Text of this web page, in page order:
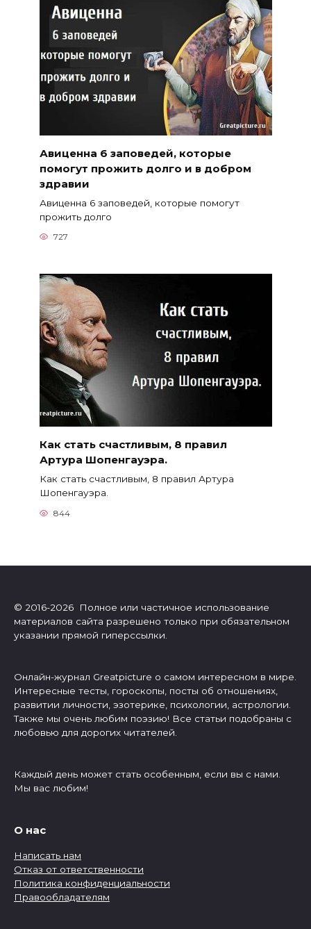
Авиценна 6 заповедей, которые
помогут прожить долго и в добром
здравии
Авиценна 6 заповедей, которые помогут
прожить долго
727
Как стать счастливым, 8 правил
Артура Шопенгауэра.
Как стать счастливым, 8 правил Артура
Шопенгауэра.
844
© 2016-2026 Полное или частичное использование
материалов сайта разрешено только при обязательном
указании прямой гиперссылки.
Онлайн-журнал Greatpicture о самом интересном в мире.
Интересные тесты, гороскопы, посты об отношениях,
развитии личности, эзотерике, психологии, астрологии.
Также мы очень любим поэзию! Все статьи подобраны с
любовью для дорогих читателей.
Каждый день может стать особенным, если вы с нами.
Мы вас любим!
О нас
Написать нам
Отказ от ответственности
Политика конфиденциальности
Правообладателям